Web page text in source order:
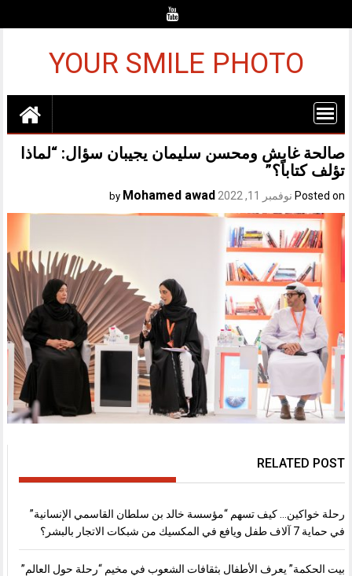
YOUR SMILE PHOTO
صالحة غابش ومحسن سليمان يجيبان سؤال: “لماذا
تؤلف كتاباً؟”
Posted on نوفمبر 11, 2022 Mohamed awad
RELATED POST
رحلة خواكين… كيف تسهم “مؤسسة خالد بن سلطان القاسمي الإنسانية”
في حماية 7 آلاف طفل ويافع في المكسيك من شبكات الاتجار بالبشر؟
بيت الحكمة” يعرف الأطفال بثقافات الشعوب في مخيم “رحلة حول العالم”